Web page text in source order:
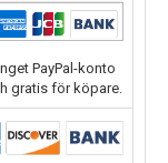
PayPal-konto
gratis för köpare.